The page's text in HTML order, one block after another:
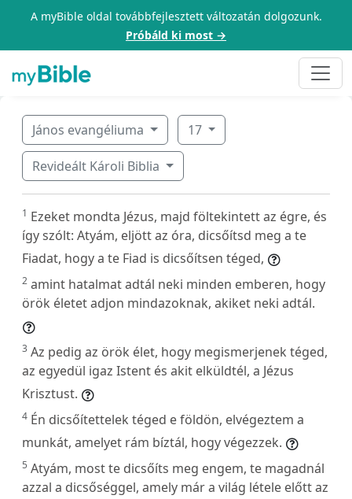
A myBible oldal továbbfejlesztett változatán dolgozunk.
Próbáld ki most →
János evangéliuma 17
Revideált Károli Biblia
1 Ezeket mondta Jézus, majd föltekintett az égre, és
így szólt: Atyám, eljött az óra, dicsőítsd meg a te
Fiadat, hogy a te Fiad is dicsőítsen téged,
2 amint hatalmat adtál neki minden emberen, hogy
örök életet adjon mindazoknak, akiket neki adtál.
3 Az pedig az örök élet, hogy megismerjenek téged,
az egyedül igaz Istent és akit elküldtél, a Jézus
Krisztust.
4 Én dicsőítettelek téged e földön, elvégeztem a
munkát, amelyet rám bíztál, hogy végezzek.
5 Atyám, most te dicsőíts meg engem, te magadnál
azzal a dicsőséggel, amely már a világ létele előtt az